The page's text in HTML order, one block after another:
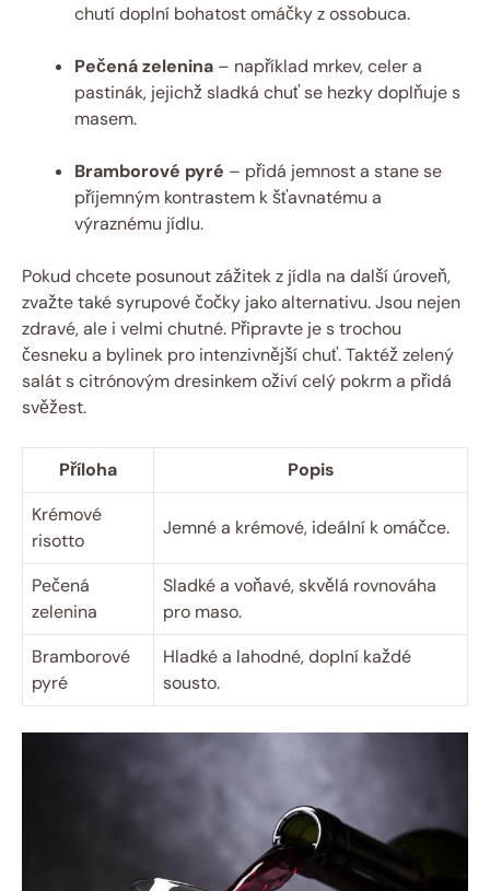
chutí doplní bohatost omáčky z ossobuca.
Pečená zelenina – například mrkev, celer a
pastinák, jejichž sladká chuť se hezky doplňuje s
masem.
Bramborové pyré – přidá jemnost a stane se
příjemným kontrastem k šťavnatému a
výraznému jídlu.
Pokud chcete posunout zážitek z jídla na další úroveň,
zvažte také syrupové čočky jako alternativu. Jsou nejen
zdravé, ale i velmi chutné. Připravte je s trochou
česneku a bylinek pro intenzivnější chuť. Taktéž zelený
salát s citrónovým dresinkem oživí celý pokrm a přidá
svěžest.
Příloha
Popis
Krémové
risotto
Jemné a krémové, ideální k omáčce.
Pečená
zelenina
Sladké a voňavé, skvělá rovnováha
pro maso.
Bramborové
pyré
Hladké a lahodné, doplní každé
sousto.